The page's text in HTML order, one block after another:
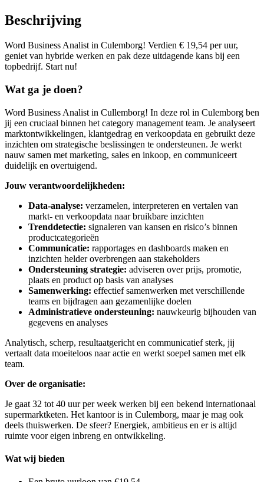
Beschrijving
Word Business Analist in Culemborg! Verdien € 19,54 per uur,
geniet van hybride werken en pak deze uitdagende kans bij een
topbedrijf. Start nu!
Wat ga je doen?
Word Business Analist in Cullemborg! In deze rol in Culemborg ben
jij een cruciaal binnen het category management team. Je analyseert
marktontwikkelingen, klantgedrag en verkoopdata en gebruikt deze
inzichten om strategische beslissingen te ondersteunen. Je werkt
nauw samen met marketing, sales en inkoop, en communiceert
duidelijk en overtuigend.
Jouw verantwoordelijkheden:
Data-analyse: verzamelen, interpreteren en vertalen van
markt- en verkoopdata naar bruikbare inzichten
Trenddetectie: signaleren van kansen en risico’s binnen
productcategorieën
Communicatie: rapportages en dashboards maken en
inzichten helder overbrengen aan stakeholders
Ondersteuning strategie: adviseren over prijs, promotie,
plaats en product op basis van analyses
Samenwerking: effectief samenwerken met verschillende
teams en bijdragen aan gezamenlijke doelen
Administratieve ondersteuning: nauwkeurig bijhouden van
gegevens en analyses
Analytisch, scherp, resultaatgericht en communicatief sterk, jij
vertaalt data moeiteloos naar actie en werkt soepel samen met elk
team.
Over de organisatie:
Je gaat 32 tot 40 uur per week werken bij een bekend internationaal
supermarktketen. Het kantoor is in Culemborg, maar je mag ook
deels thuiswerken. De sfeer? Energiek, ambitieus en er is altijd
ruimte voor eigen inbreng en ontwikkeling.
Wat wij bieden